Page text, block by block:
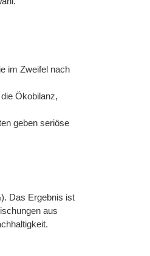
im Zweifel nach
Ökobilanz,
geben seriöse
Das Ergebnis ist
aus